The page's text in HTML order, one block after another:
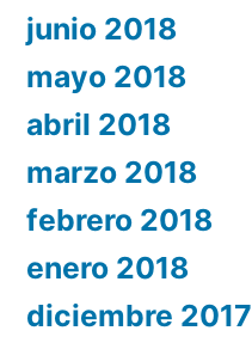
junio 2018
mayo 2018
abril 2018
marzo 2018
febrero 2018
enero 2018
diciembre 2017